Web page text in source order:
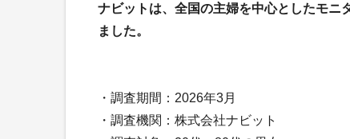
ナビットは、全国の主婦を中心としたモニ
ました。
・調査期間：2026年3月
・調査機関：株式会社ナビット